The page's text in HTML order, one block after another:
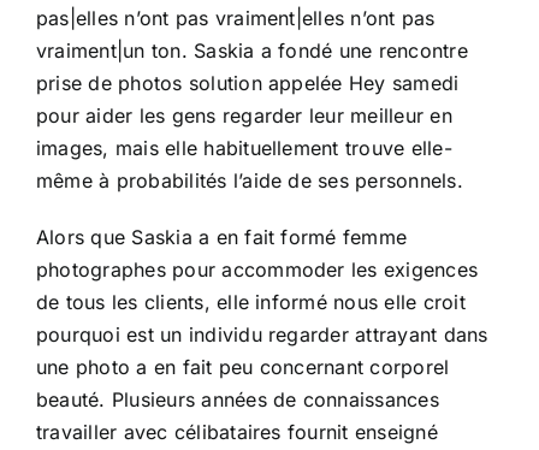
pas|elles n’ont pas vraiment|elles n’ont pas
vraiment|un ton. Saskia a fondé une rencontre
prise de photos solution appelée Hey samedi
pour aider les gens regarder leur meilleur en
images, mais elle habituellement trouve elle-
même à probabilités l’aide de ses personnels.
Alors que Saskia a en fait formé femme
photographes pour accommoder les exigences
de tous les clients, elle informé nous elle croit
pourquoi est un individu regarder attrayant dans
une photo a en fait peu concernant corporel
beauté. Plusieurs années de connaissances
travailler avec célibataires fournit enseigné